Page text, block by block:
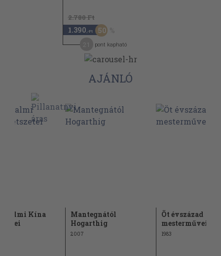
2.780 Ft
1.390 ,-Ft 50
pont kapható
AJÁNLÓ
Kína
Mantegnától
Hogarthig
2007
Öt évszázad
mesterművei
1983